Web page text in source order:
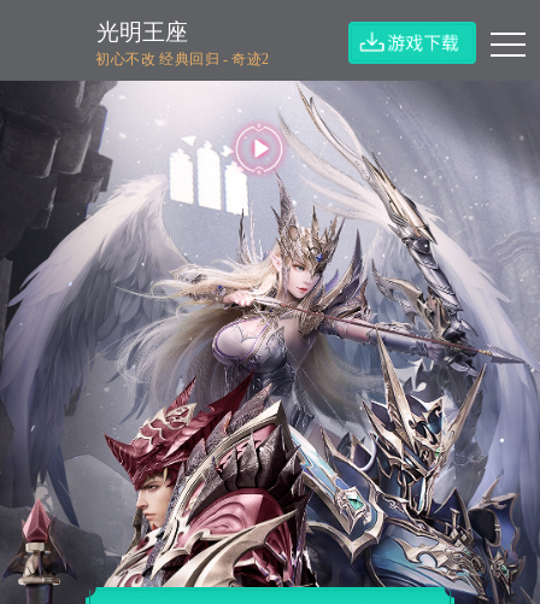
光明王座
初心不改 经典回归 - 奇迹2